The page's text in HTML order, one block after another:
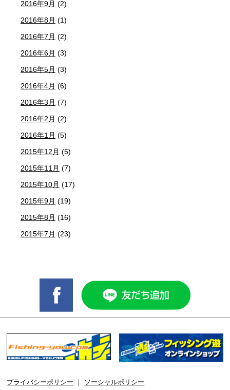
2016年9月 (2)
2016年8月 (1)
2016年7月 (2)
2016年6月 (3)
2016年5月 (3)
2016年4月 (6)
2016年3月 (7)
2016年2月 (2)
2016年1月 (5)
2015年12月 (5)
2015年11月 (7)
2015年10月 (17)
2015年9月 (19)
2015年8月 (16)
2015年7月 (23)
プライバシーポリシー ｜ ソーシャルポリシー